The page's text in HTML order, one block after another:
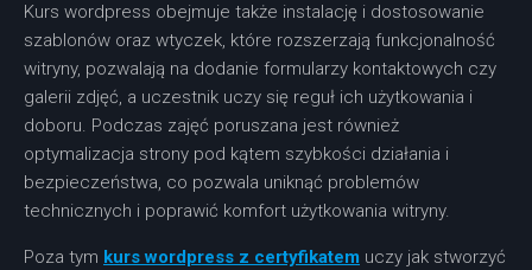
Kurs wordpress obejmuje także instalację i dostosowanie
szablonów oraz wtyczek, które rozszerzają funkcjonalność
witryny, pozwalają na dodanie formularzy kontaktowych czy
galerii zdjęć, a uczestnik uczy się reguł ich użytkowania i
doboru. Podczas zajęć poruszana jest również
optymalizacja strony pod kątem szybkości działania i
bezpieczeństwa, co pozwala uniknąć problemów
technicznych i poprawić komfort użytkowania witryny.
Poza tym kurs wordpress z certyfikatem uczy jak stworzyć